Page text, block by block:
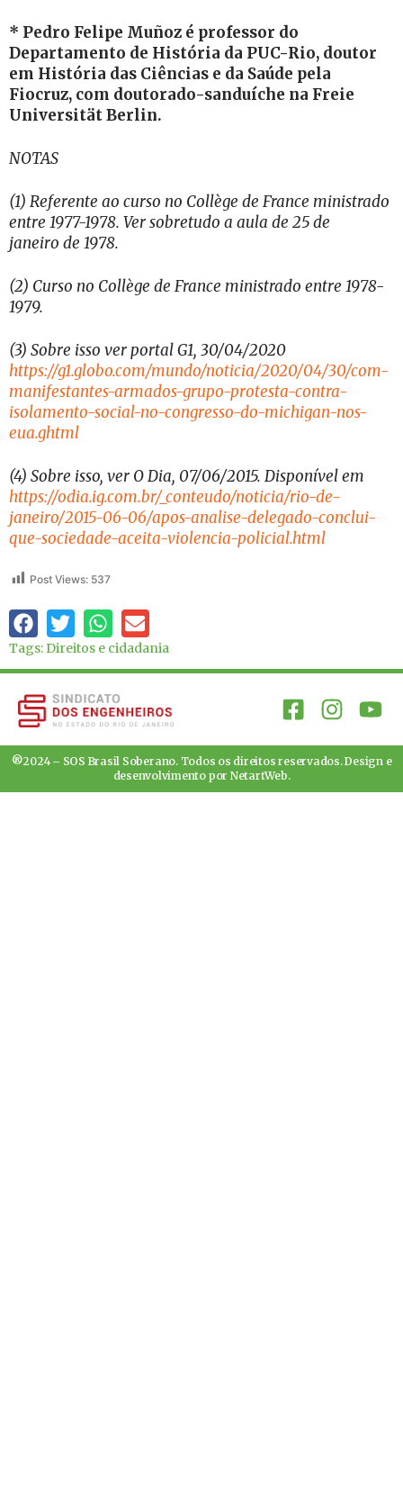
* Pedro Felipe Muñoz é professor do
Departamento de História da PUC-Rio, doutor
em História das Ciências e da Saúde pela
Fiocruz, com doutorado-sanduíche na Freie
Universität Berlin.
NOTAS
(1) Referente ao curso no Collège de France ministrado
entre 1977-1978. Ver sobretudo a aula de 25 de
janeiro de 1978.
(2) Curso no Collège de France ministrado entre 1978-
1979.
(3) Sobre isso ver portal G1, 30/04/2020
https://g1.globo.com/mundo/noticia/2020/04/30/com-
manifestantes-armados-grupo-protesta-contra-
isolamento-social-no-congresso-do-michigan-nos-
eua.ghtml
(4) Sobre isso, ver O Dia, 07/06/2015. Disponível em
https://odia.ig.com.br/_conteudo/noticia/rio-de-
janeiro/2015-06-06/apos-analise-delegado-conclui-
que-sociedade-aceita-violencia-policial.html
Post Views: 537
Tags:Direitos e cidadania
®2024 – SOS Brasil Soberano. Todos os direitos reservados. Design e
desenvolvimento por NetartWeb.